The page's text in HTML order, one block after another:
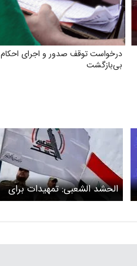
درخواست توقف صدور و اجرای احکام
بی‌بازگشت
الحشد الشعبی: تمهیدات برای
مراسم تشییع آقای شهید در